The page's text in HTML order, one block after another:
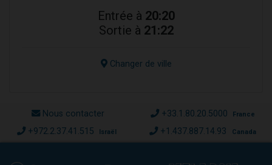
Entrée à 20:20
Sortie à 21:22
Changer de ville
Nous contacter +33.1.80.20.5000 France
+972.2.37.41.515 Israël +1.437.887.14.93 Canada